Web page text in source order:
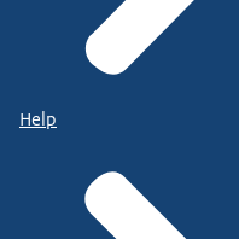
Help